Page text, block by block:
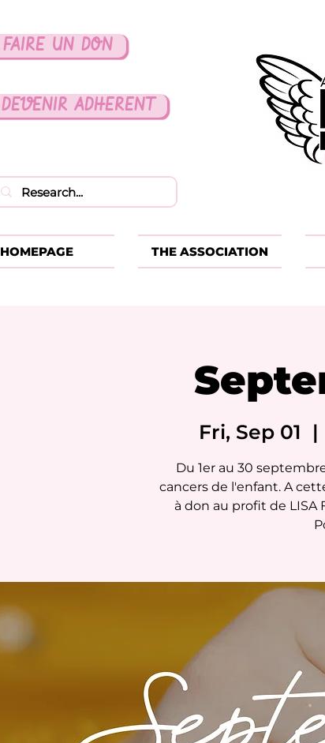
FAIRE UN DON
DEVENIR ADHERENT
Fri, Sep 01
  |
Du 1er au 30
cancers de l'enfant. A
à don au profit de LISA
HOMEPAGE THE ASSOCIATION